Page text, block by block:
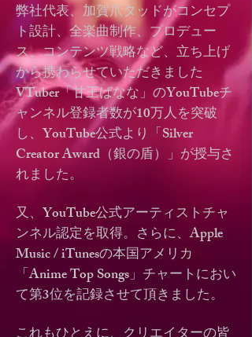
弊社代表、加賀爪タッドがコンセプ
ト設計、全楽曲制作、プロデュー
ス、コンテンツ戦略など、立ち上げ
から携わらせていただきました
VTuber「甘王ばなな」のYouTubeチ
ャンネル登録者数が10万人を突破
し、YouTube公式より「Silver
Creator Award（銀の盾）」が授与さ
れました。
又、YouTube公式アーティストチャ
ンネル認定を取得。さらに、Apple
Music / iTunesの本国アメリカ
「Anime Top Songs」チャートにおい
て第3位を記録させて頂きました。